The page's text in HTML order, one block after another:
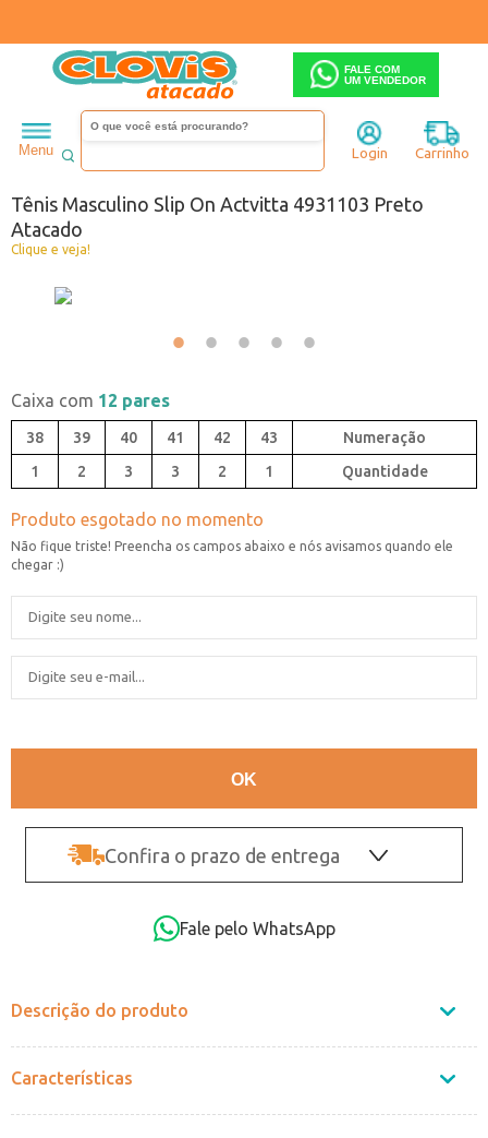
FALE COM
UM VENDEDOR
Menu Login Carrinho
Feminino Tênis
Tênis Masculino Slip On Actvitta 4931103 Preto
Atacado
Clique e veja!
Caixa com 12 pares
38 39 40 41 42
43
1
2 3 3 2 1 Quantidade
Confira o prazo de entrega
Fale pelo WhatsApp
Descrição do produto
Características